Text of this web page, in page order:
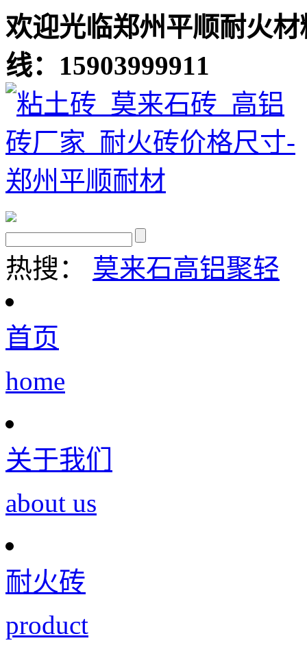
欢迎光临郑州平顺耐火
线：15903999911
热搜： 莫来石高铝聚轻
首页
home
关于我们
about us
耐火砖
product